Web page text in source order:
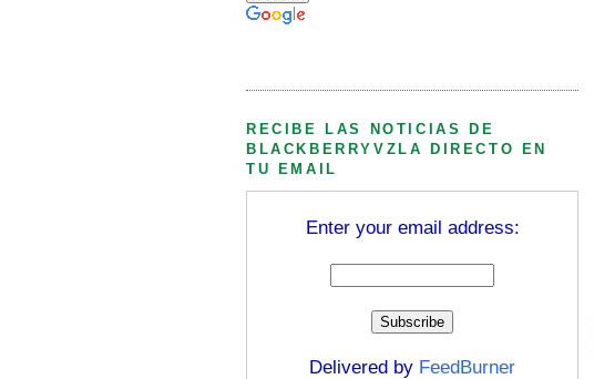
RECIBE LAS NOTICIAS DE
BLACKBERRYVZLA DIRECTO EN
TU EMAIL
Enter your email address:
Delivered by FeedBurner